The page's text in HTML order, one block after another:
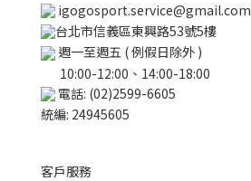
igogosport.service@gmail.com
台北市信義區東興路53號5樓
週一至週五 ( 例假日除外 )
10:00-12:00、14:00-18:00
電話: (02)2599-6605
統編: 24945605
客戶服務